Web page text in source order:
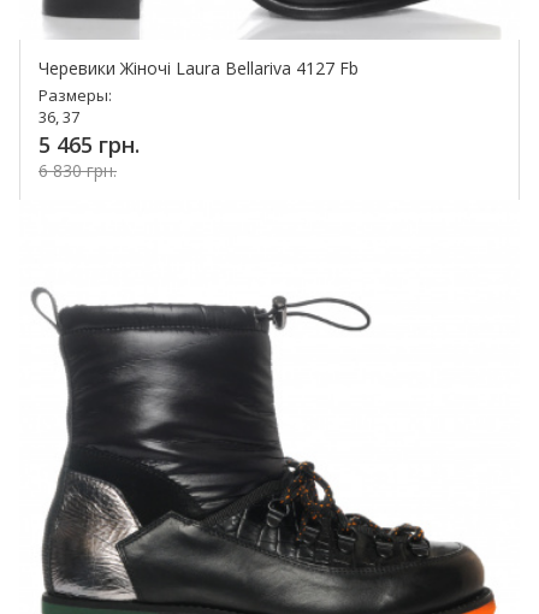
Черевики Жіночі Laura Bellariva 4127 Fb
Размеры:
36, 37
5 465 грн.
6 830 грн.